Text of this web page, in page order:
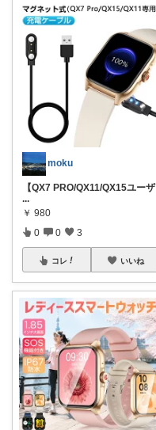
moku
【QX7 PRO/QX11/QX15ユーザ
...
￥ 980
0 0 3
コレ いいね